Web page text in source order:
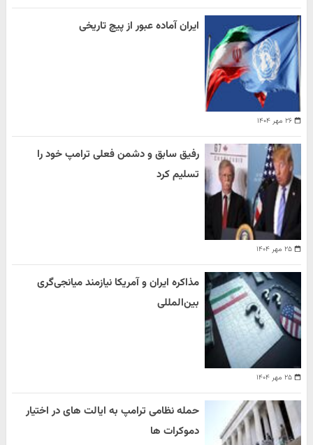
۲۶ مهر ۱۴۰۴
ایران آماده عبور از پیچ تاریخی
۲۵ مهر ۱۴۰۴
رفیق سابق و دشمن فعلی ترامپ خود را
تسلیم کرد
۲۵ مهر ۱۴۰۴
مذاکره ایران و آمریکا نیازمند میانجی‌گری
بین‌المللی
حمله نظامی ترامپ به ایالت های در اختیار
دموکرات ها